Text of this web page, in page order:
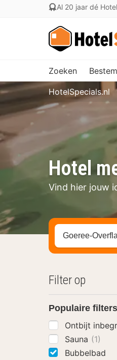
Al 20 jaar dé
Zoeken
Hotel
Vind hier jouw
HotelSpecials.nl
Zoek op
Filter op
Populaire filters
Ontbijt
Sauna (1)
Bubbelbad